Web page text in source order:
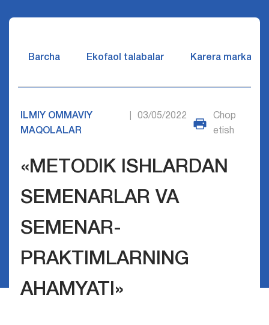
Barcha Ekofaol talabalar Karera markazi
ILMIY OMMAVIY
MAQOLALAR
03/05/2022
Chop
etish
«METODIK ISHLARDAN
SEMENARLAR VA
SEMENAR-
PRAKTIMLARNING
AHAMYATI»